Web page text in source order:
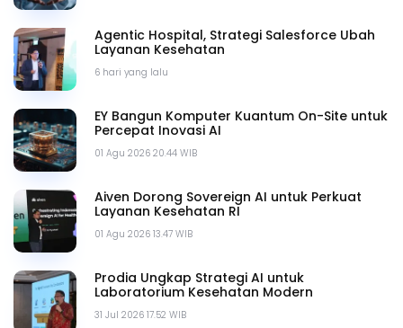
6 hari yang lalu
Agentic Hospital, Strategi Salesforce Ubah
Layanan Kesehatan
01 Agu 2026 20.44 WIB
EY Bangun Komputer Kuantum On-Site untuk
Percepat Inovasi AI
01 Agu 2026 13.47 WIB
Aiven Dorong Sovereign AI untuk Perkuat
Layanan Kesehatan RI
31 Jul 2026 17.52 WIB
Prodia Ungkap Strategi AI untuk
Laboratorium Kesehatan Modern